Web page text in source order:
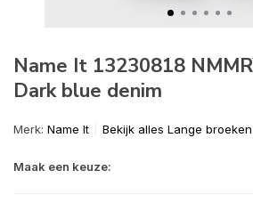
Name It 13230818
Dark blue denim
Merk: Name It Bekijk alles Lange broeken
Maak een keuze: